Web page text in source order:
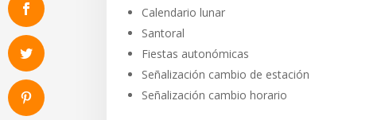
Calendario lunar
Santoral
Fiestas autonómicas
Señalización cambio de estación
Señalización cambio horario